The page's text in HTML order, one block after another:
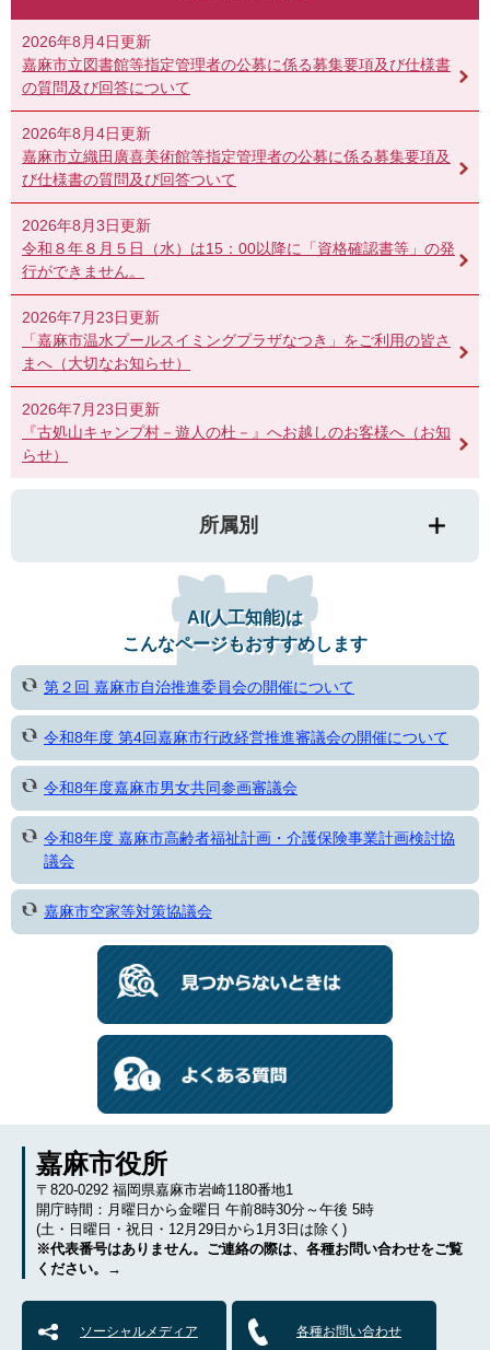
2026年8月4日更新
嘉麻市立図書館等指定管理者の公募に係る募集要項及び仕様書
の質問及び回答について
2026年8月4日更新
嘉麻市立織田廣喜美術館等指定管理者の公募に係る募集要項及
び仕様書の質問及び回答ついて
2026年8月3日更新
令和８年８月５日（水）は15：00以降に「資格確認書等」の発
行ができません。
2026年7月23日更新
「嘉麻市温水プールスイミングプラザなつき」をご利用の皆さ
まへ（大切なお知らせ）
2026年7月23日更新
『古処山キャンプ村－遊人の杜－』へお越しのお客様へ（お知
らせ）
所属別
AI(人工知能)は
こんなページもおすすめします
第２回 嘉麻市自治推進委員会の開催について
令和8年度 第4回嘉麻市行政経営推進審議会の開催について
令和8年度嘉麻市男女共同参画審議会
令和8年度 嘉麻市高齢者福祉計画・介護保険事業計画検討協
議会
嘉麻市空家等対策協議会
嘉麻市役所
〒820-0292 福岡県嘉麻市岩崎1180番地1
開庁時間：月曜日から金曜日 午前8時30分～午後 5時
(土・日曜日・祝日・12月29日から1月3日は除く)
※代表番号はありません。ご連絡の際は、各種お問い合わせをご覧
ください。→
ソーシャルメディア 各種お問い合わせ